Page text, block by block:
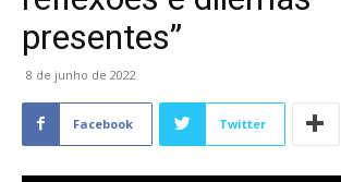
presentes”
8 de junho de 2022
Facebook Twitter